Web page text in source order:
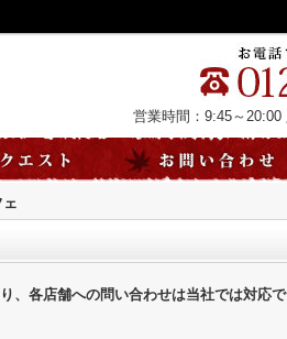
営業時間：9:45～20:00
各店舗への問い合わせは当社では対応で